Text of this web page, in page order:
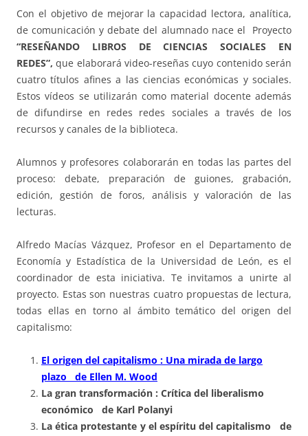
Con el objetivo de mejorar la capacidad lectora, analítica,
de comunicación y debate del alumnado nace el Proyecto
“RESEÑANDO LIBROS DE CIENCIAS SOCIALES EN
REDES”, que elaborará video-reseñas cuyo contenido serán
cuatro títulos afines a las ciencias económicas y sociales.
Estos vídeos se utilizarán como material docente además
de difundirse en redes redes sociales a través de los
recursos y canales de la biblioteca.
Alumnos y profesores colaborarán en todas las partes del
proceso: debate, preparación de guiones, grabación,
edición, gestión de foros, análisis y valoración de las
lecturas.
Alfredo Macías Vázquez, Profesor en el Departamento de
Economía y Estadística de la Universidad de León, es el
coordinador de esta iniciativa. Te invitamos a unirte al
proyecto. Estas son nuestras cuatro propuestas de lectura,
todas ellas en torno al ámbito temático del origen del
capitalismo:
El origen del capitalismo : Una mirada de largo
plazo de Ellen M. Wood
La gran transformación : Crítica del liberalismo
económico de Karl Polanyi
La ética protestante y el espíritu del capitalismo de